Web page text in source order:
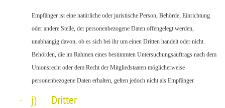
Empfänger ist eine natürliche oder juristische Person, Behörde, Einrichtung
oder andere Stelle, der personenbezogene Daten offengelegt werden,
unabhängig davon, ob es sich bei ihr um einen Dritten handelt oder nicht.
Behörden, die im Rahmen eines bestimmten Untersuchungsauftrags nach dem
Unionsrecht oder dem Recht der Mitgliedstaaten möglicherweise
personenbezogene Daten erhalten, gelten jedoch nicht als Empfänger.
· j) Dritter